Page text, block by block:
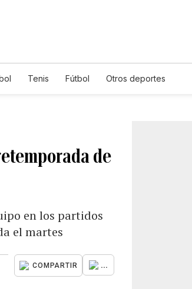
Tenis Fútbol Otros deportes
de
en los partidos
el martes
COMPARTIR ...